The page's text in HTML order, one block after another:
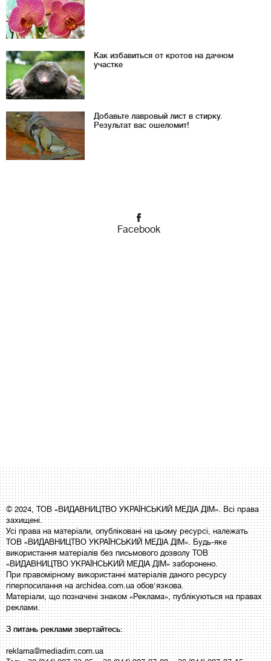
Как избавиться от кротов на дачном
участке
Добавьте лавровый лист в стирку.
Результат вас ошеломит!
Facebook
© 2024, ТОВ «ВИДАВНИЦТВО УКРАЇНСЬКИЙ МЕДІА ДІМ». Всі права
захищені.
Усі права на матеріали, опубліковані на цьому ресурсі, належать
ТОВ «ВИДАВНИЦТВО УКРАЇНСЬКИЙ МЕДІА ДІМ». Будь-яке
використання матеріалів без письмового дозволу ТОВ
«ВИДАВНИЦТВО УКРАЇНСЬКИЙ МЕДІА ДІМ» заборонено.
При правомірному використанні матеріалів даного ресурсу
гіперпосилання на archidea.com.ua обов'язкова.
Матеріали, що позначені знаком «Реклама», публікуються на правах
реклами.
З питань реклами звертайтесь:
reklama@mediadim.com.ua